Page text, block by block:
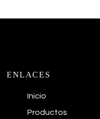
ENLACES
Inicio
Productos